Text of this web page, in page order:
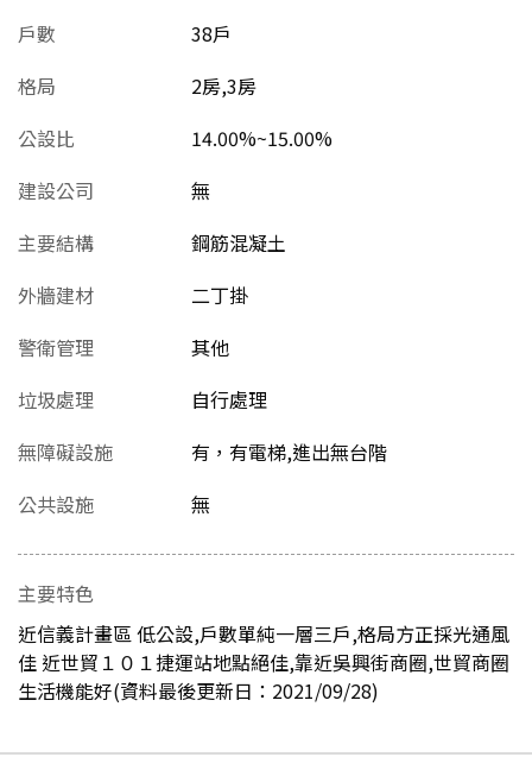
戶數
38戶
格局
2房,3房
公設比
14.00%~15.00%
建設公司
無
主要結構
鋼筋混凝土
外牆建材
二丁掛
警衛管理
其他
垃圾處理
自行處理
無障礙設施
有，有電梯,進出無台階
公共設施
無
主要特色
近信義計畫區 低公設,戶數單純一層三戶,格局方正採光通風
佳 近世貿１０１捷運站地點絕佳,靠近吳興街商圈,世貿商圈
生活機能好(資料最後更新日：2021/09/28)